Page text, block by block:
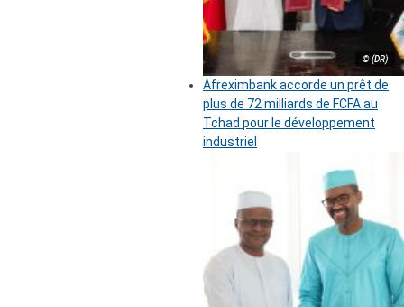
© (DR)
Afreximbank accorde un prêt de
plus de 72 milliards de FCFA au
Tchad pour le développement
industriel